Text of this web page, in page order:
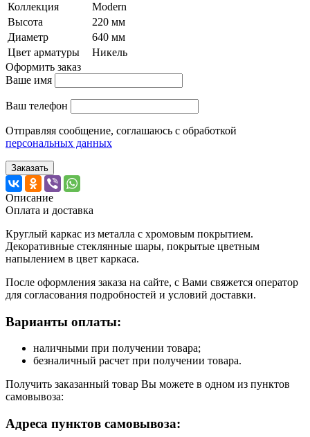
Коллекция
Modern
Высота
220 мм
Диаметр
640 мм
Цвет арматуры
Никель
Оформить заказ
Ваше имя
Ваш телефон
Отправляя сообщение, соглашаюсь с обработкой
персональных данных
Заказать
Описание
Оплата и доставка
Круглый каркас из металла с хромовым покрытием.
Декоративные стеклянные шары, покрытые цветным
напылением в цвет каркаса.
После оформления заказа на сайте, с Вами свяжется оператор
для согласования подробностей и условий доставки.
Варианты оплаты:
наличными при получении товара;
безналичный расчет при получении товара.
Получить заказанный товар Вы можете в одном из пунктов
самовывоза:
Адреса пунктов самовывоза: